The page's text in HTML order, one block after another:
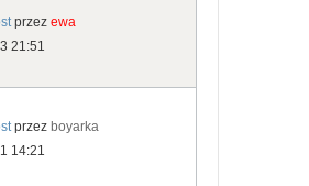
przez ewa
21:51
przez boyarka
14:21